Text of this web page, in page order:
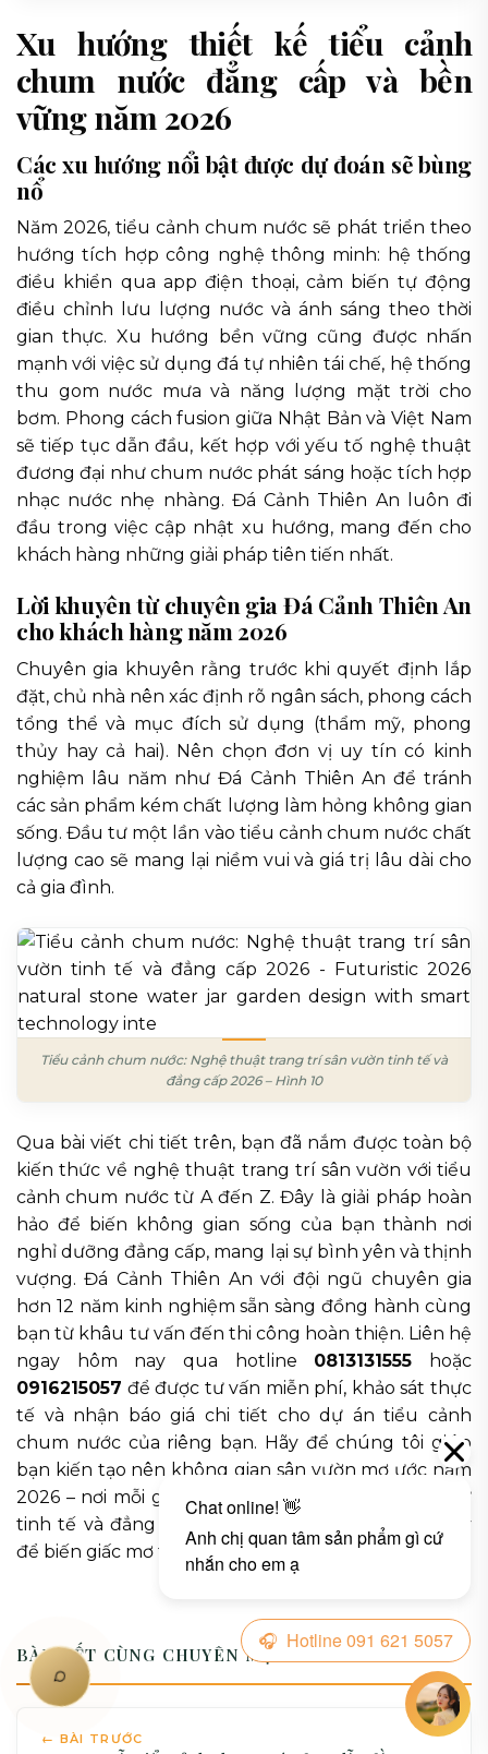
Xu hướng thiết kế tiểu cảnh
chum nước đẳng cấp và bền
vững năm 2026
Các xu hướng nổi bật được dự đoán sẽ bùng
nổ
Năm 2026, tiểu cảnh chum nước sẽ phát triển theo
hướng tích hợp công nghệ thông minh: hệ thống
điều khiển qua app điện thoại, cảm biến tự động
điều chỉnh lưu lượng nước và ánh sáng theo thời
gian thực. Xu hướng bền vững cũng được nhấn
mạnh với việc sử dụng đá tự nhiên tái chế, hệ thống
thu gom nước mưa và năng lượng mặt trời cho
bơm. Phong cách fusion giữa Nhật Bản và Việt Nam
sẽ tiếp tục dẫn đầu, kết hợp với yếu tố nghệ thuật
đương đại như chum nước phát sáng hoặc tích hợp
nhạc nước nhẹ nhàng. Đá Cảnh Thiên An luôn đi
đầu trong việc cập nhật xu hướng, mang đến cho
khách hàng những giải pháp tiên tiến nhất.
Lời khuyên từ chuyên gia Đá Cảnh Thiên An
cho khách hàng năm 2026
Chuyên gia khuyên rằng trước khi quyết định lắp
đặt, chủ nhà nên xác định rõ ngân sách, phong cách
tổng thể và mục đích sử dụng (thẩm mỹ, phong
thủy hay cả hai). Nên chọn đơn vị uy tín có kinh
nghiệm lâu năm như Đá Cảnh Thiên An để tránh
các sản phẩm kém chất lượng làm hỏng không gian
sống. Đầu tư một lần vào tiểu cảnh chum nước chất
lượng cao sẽ mang lại niềm vui và giá trị lâu dài cho
cả gia đình.
Tiểu cảnh chum nước: Nghệ thuật trang trí sân vườn tinh tế và
đẳng cấp 2026 – Hình 10
Qua bài viết chi tiết trên, bạn đã nắm được toàn bộ
kiến thức về nghệ thuật trang trí sân vườn với tiểu
cảnh chum nước từ A đến Z. Đây là giải pháp hoàn
hảo để biến không gian sống của bạn thành nơi
nghỉ dưỡng đẳng cấp, mang lại sự bình yên và thịnh
vượng. Đá Cảnh Thiên An với đội ngũ chuyên gia
hơn 12 năm kinh nghiệm sẵn sàng đồng hành cùng
bạn từ khâu tư vấn đến thi công hoàn thiện. Liên hệ
ngay hôm nay qua hotline 0813131555 hoặc
0916215057 để được tư vấn miễn phí, khảo sát thực
tế và nhận báo giá chi tiết cho dự án tiểu cảnh
chum nước của riêng bạn. Hãy để chúng tôi giúp
bạn kiến tạo nên không gian sân vườn mơ ước năm
2026 – nơi mỗi giọt nước đều kể câu chuyện về sự
tinh tế và đẳng cấp. Đừng chần chừ, hãy gọi ngay
để biến giấc mơ thành hiện thực!
BÀI VIẾT CÙNG CHUYÊN MỤC
← BÀI TRƯỚC